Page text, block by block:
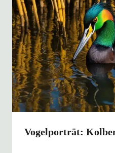
Vogelporträt: